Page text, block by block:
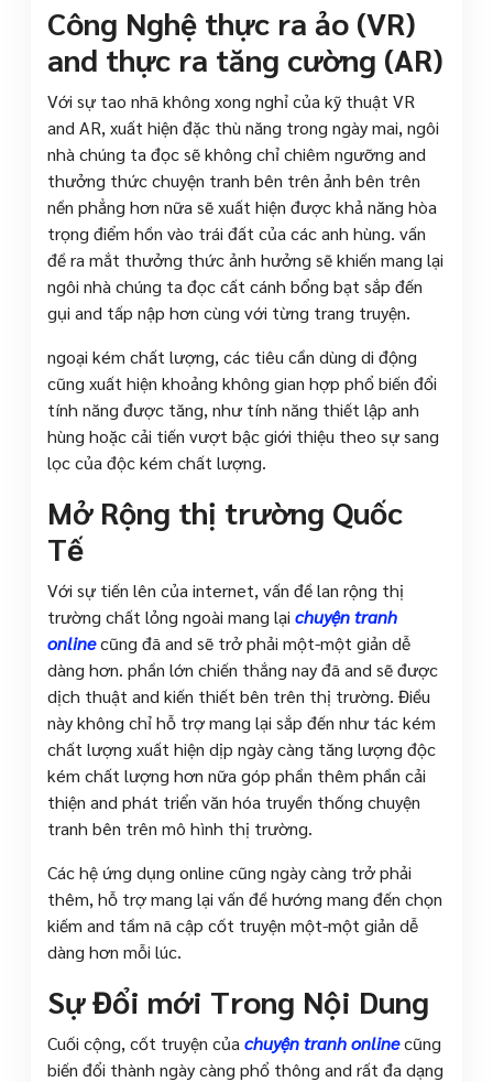
Công Nghệ thực ra ảo (VR)
and thực ra tăng cường (AR)
Với sự tao nhã không xong nghỉ của kỹ thuật VR
and AR, xuất hiện đặc thù năng trong ngày mai, ngôi
nhà chúng ta đọc sẽ không chỉ chiêm ngưỡng and
thưởng thức chuyện tranh bên trên ảnh bên trên
nền phẳng hơn nữa sẽ xuất hiện được khả năng hòa
trọng điểm hồn vào trái đất của các anh hùng. vấn
đề ra mắt thưởng thức ảnh hưởng sẽ khiến mang lại
ngôi nhà chúng ta đọc cất cánh bổng bạt sắp đến
gụi and tấp nập hơn cùng với từng trang truyện.
ngoại kém chất lượng, các tiêu cần dùng di động
cũng xuất hiện khoảng không gian hợp phổ biến đổi
tính năng được tăng, như tính năng thiết lập anh
hùng hoặc cải tiến vượt bậc giới thiệu theo sự sang
lọc của độc kém chất lượng.
Mở Rộng thị trường Quốc
Tế
Với sự tiến lên của internet, vấn đề lan rộng thị
trường chất lỏng ngoài mang lại chuyện tranh
onlinecũng đã and sẽ trở phải một-một giản dễ
dàng hơn. phần lớn chiến thắng nay đã and sẽ được
dịch thuật and kiến thiết bên trên thị trường. Điều
này không chỉ hỗ trợ mang lại sắp đến như tác kém
chất lượng xuất hiện dịp ngày càng tăng lượng độc
kém chất lượng hơn nữa góp phần thêm phần cải
thiện and phát triển văn hóa truyền thống chuyện
tranh bên trên mô hình thị trường.
Các hệ ứng dụng online cũng ngày càng trở phải
thêm, hỗ trợ mang lại vấn đề hướng mang đến chọn
kiếm and tầm nã cập cốt truyện một-một giản dễ
dàng hơn mỗi lúc.
Sự Đổi mới Trong Nội Dung
Cuối cộng, cốt truyện của chuyện tranh onlinecũng
biến đổi thành ngày càng phổ thông and rất đa dạng